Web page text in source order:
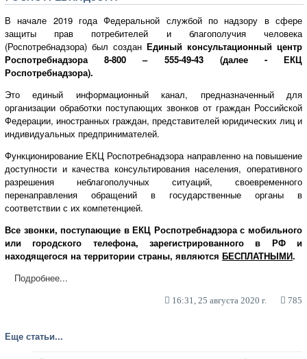
В начале 2019 года Федеральной службой по надзору в сфере
защиты прав потребителей и благополучия человека
(Роспотребнадзора) был создан Единый консультационный центр
Роспотребнадзора 8-800 – 555-49-43 (далее - ЕКЦ
Роспотребнадзора).
Это единый информационный канал, предназначенный для
организации обработки поступающих звонков от граждан Российской
Федерации, иностранных граждан, представителей юридических лиц и
индивидуальных предпринимателей.
Функционирование ЕКЦ Роспотребнадзора направленно на повышение
доступности и качества консультирования населения, оперативного
разрешения неблагополучных ситуаций, своевременного
перенаправления обращений в государственные органы в
соответствии с их компетенцией.
Все звонки, поступающие в ЕКЦ Роспотребнадзора с мобильного
или городского телефона, зарегистрированного в РФ и
находящегося на территории страны, являются БЕСПЛАТНЫМИ.
Подробнее...
16:31, 25 августа 2020 г. 785
Еще статьи...